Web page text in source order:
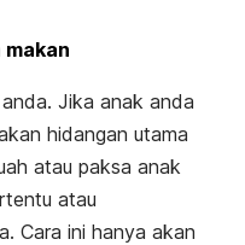
Jika anak anda
hidangan utama
atau paksa anak
atau
Cara ini hanya akan